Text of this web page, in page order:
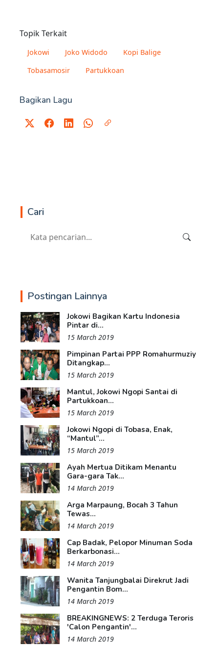
Topik Terkait
Jokowi Joko Widodo
Kopi Balige
Tobasamosir
Partukkoan
Bagikan Lagu
Cari
Postingan Lainnya
Jokowi Bagikan Kartu Indonesia
Pintar di...
15 March 2019
Pimpinan Partai PPP Romahurmuziy
Ditangkap...
15 March 2019
Mantul, Jokowi Ngopi Santai di
Partukkoan...
15 March 2019
Jokowi Ngopi di Tobasa, Enak,
“Mantul”...
15 March 2019
Ayah Mertua Ditikam Menantu
Gara-gara Tak...
14 March 2019
Arga Marpaung, Bocah 3 Tahun
Tewas...
14 March 2019
Cap Badak, Pelopor Minuman Soda
Berkarbonasi...
14 March 2019
Wanita Tanjungbalai Direkrut Jadi
Pengantin Bom...
14 March 2019
BREAKINGNEWS: 2 Terduga Teroris
'Calon Pengantin'...
14 March 2019